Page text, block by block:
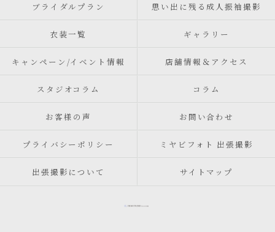
ブライダルプラン 思い出に残る成人振袖撮影
衣装一覧 ギャラリー
キャンペーン/イベント情報 店舗情報＆アクセス
スタジオコラム コラム
お客様の声 お問い合わせ
プライバシーポリシー ミヤビフォト 出張撮影
出張撮影について サイトマップ